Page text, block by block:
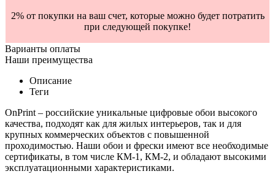
2% от покупки на ваш счет, которые можно будет потратить
при следующей покупке!
Варианты оплаты
Наши преимущества
Описание
Теги
OnPrint – российские уникальные цифровые обои высокого
качества, подходят как для жилых интерьеров, так и для
крупных коммерческих объектов с повышенной
проходимостью. Наши обои и фрески имеют все необходимые
сертификаты, в том числе КМ-1, КМ-2, и обладают высокими
эксплуатационными характеристиками.